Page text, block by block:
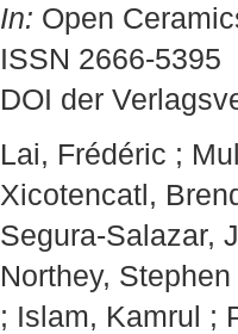
In: Open
ISSN 2666-5395
DOI der
Lai, Frédéric ;
Xicotencatl,
Segura-Salazar,
Northey, Stephen
; Islam, Kamrul ;